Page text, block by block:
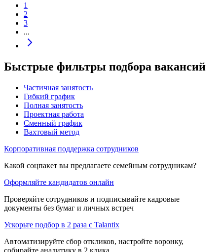
1
2
3
...
Быстрые фильтры подбора вакансий
Частичная занятость
Гибкий график
Полная занятость
Проектная работа
Сменный график
Вахтовый метод
Корпоративная поддержка сотрудников
Какой соцпакет вы предлагаете семейным сотрудникам?
Оформляйте кандидатов онлайн
Проверяйте сотрудников и подписывайте кадровые
документы без бумаг и личных встреч
Ускорьте подбор в 2 раза с Talantix
Автоматизируйте сбор откликов, настройте воронку,
собирайте аналитику в 2 клика